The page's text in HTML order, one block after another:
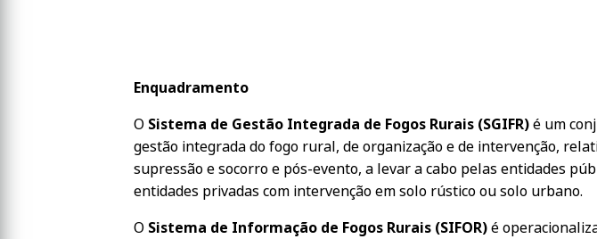
Enquadramento
O Sistema de Gestão Integrada de Fogos Rurais (SGIFR)é um
gestão integrada do fogo rural, de organização e de intervenção,
supressão e socorro e pós-evento, a levar a cabo pelas entidades
entidades privadas com intervenção em solo rústico ou solo urbano.
O Sistema de Informação de Fogos Rurais (SIFOR)é